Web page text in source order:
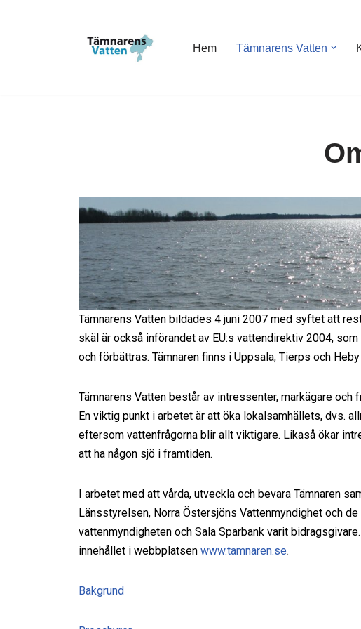
Hem Tämnarens Vatten
Tämnarens Vatten bildades 4 juni 2007 med syftet att
skäl är också införandet av EU:s vattendirektiv 2004,
och förbättras. Tämnaren finns i Uppsala, Tierps och
Tämnarens Vatten består av intressenter, markägare
En viktig punkt i arbetet är att öka lokalsamhällets, dvs.
eftersom vattenfrågorna blir allt viktigare. Likaså ökar
att ha någon sjö i framtiden.
I arbetet med att vårda, utveckla och bevara Tämnaren
Länsstyrelsen, Norra Östersjöns Vattenmyndighet och
vattenmyndigheten och Sala Sparbank varit
innehållet i webbplatsen www.tamnaren.se.
Bakgrund